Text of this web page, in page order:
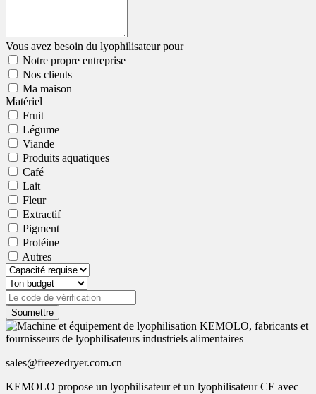
Vous avez besoin du lyophilisateur pour
Notre propre entreprise
Nos clients
Ma maison
Matériel
Fruit
Légume
Viande
Produits aquatiques
Café
Lait
Fleur
Extractif
Pigment
Protéine
Autres
Soumettre
sales@freezedryer.com.cn
KEMOLO propose un lyophilisateur et un lyophilisateur CE avec